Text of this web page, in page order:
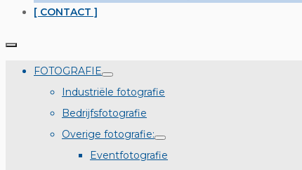
[ CONTACT ]
FOTOGRAFIE
Industriële fotografie
Bedrijfsfotografie
Overige fotografie:
Eventfotografie